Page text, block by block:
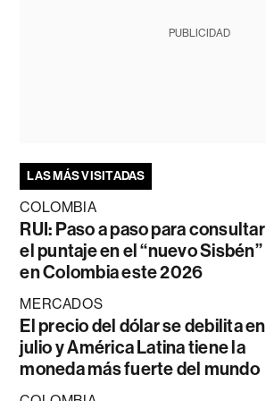
PUBLICIDAD
LAS MÁS VISITADAS
COLOMBIA
RUI: Paso a paso para consultar
el puntaje en el “nuevo Sisbén”
en Colombia este 2026
MERCADOS
El precio del dólar se debilita en
julio y América Latina tiene la
moneda más fuerte del mundo